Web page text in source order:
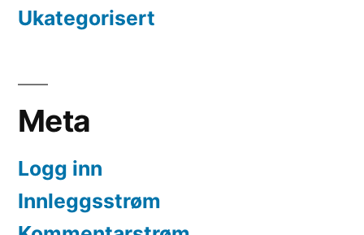
Ukategorisert
Meta
Logg inn
Innleggsstrøm